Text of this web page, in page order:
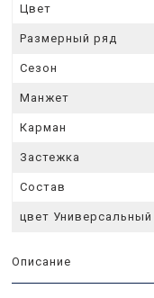
Цвет
Размерный ряд
Сезон
Манжет
Карман
Застежка
Состав
цвет Универсальный
Описание